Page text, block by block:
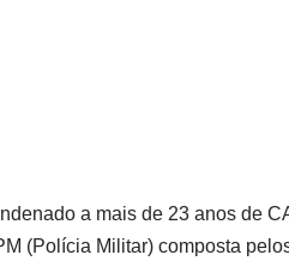
a mais de 23 anos de
(Polícia Militar) composta